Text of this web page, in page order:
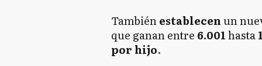
Tambiénestablecenun
que ganan entre 6.001hasta
por hijo.